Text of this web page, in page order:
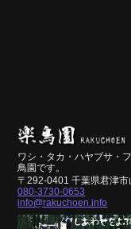
ワシ・タカ・ハヤブサ・
鳥園です。
〒292-0401 千葉県君津市
080-3730-0653
info@rakuchoen.info